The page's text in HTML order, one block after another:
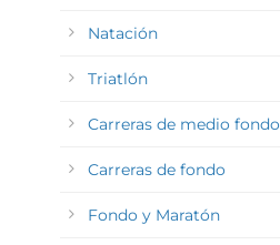
Natación
Triatlón
Carreras de medio fondo
Carreras de fondo
Fondo y Maratón